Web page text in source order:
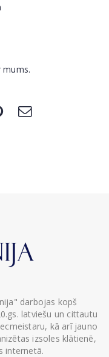
mums.
darbojas kopš
latviešu un cittautu
kā arī jauno
izsoles klātienē,
internetā.